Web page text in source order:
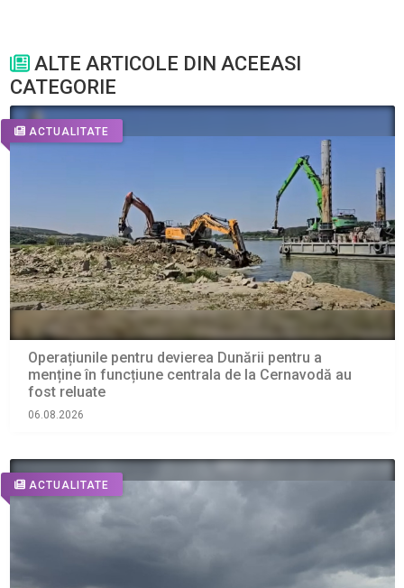
ALTE ARTICOLE DIN ACEEASI
CATEGORIE
ACTUALITATE
Operațiunile pentru devierea Dunării pentru a
menține în funcțiune centrala de la Cernavodă au
fost reluate
06.08.2026
ACTUALITATE